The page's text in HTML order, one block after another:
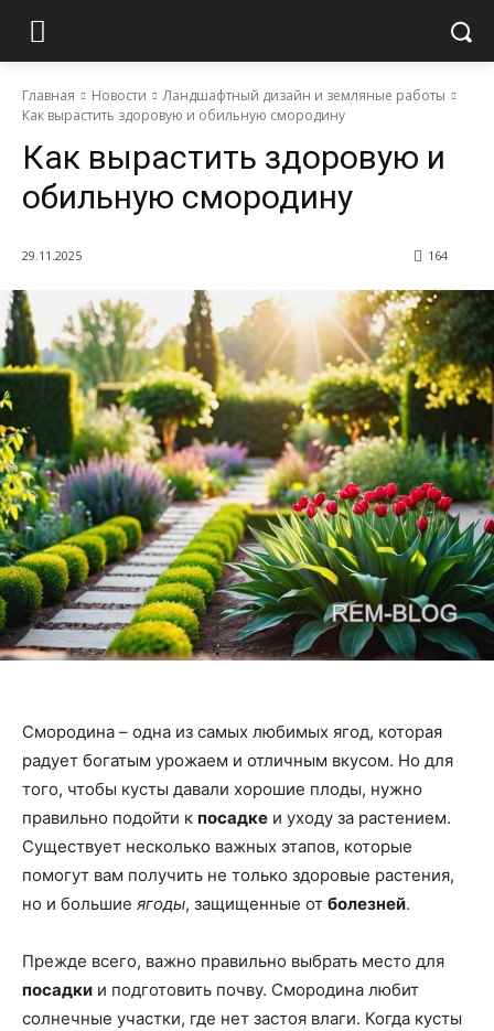
Главная Новости
Ландшафтный дизайн и земляные работы
Как вырастить здоровую и обильную смородину
Как вырастить здоровую и
обильную смородину
29.11.2025 164
Смородина – одна из самых любимых ягод, которая
радует богатым урожаем и отличным вкусом. Но для
того, чтобы кусты давали хорошие плоды, нужно
правильно подойти к посадке и уходу за растением.
Существует несколько важных этапов, которые
помогут вам получить не только здоровые растения,
но и большие ягоды, защищенные от болезней.
Прежде всего, важно правильно выбрать место для
посадки и подготовить почву. Смородина любит
солнечные участки, где нет застоя влаги. Когда кусты